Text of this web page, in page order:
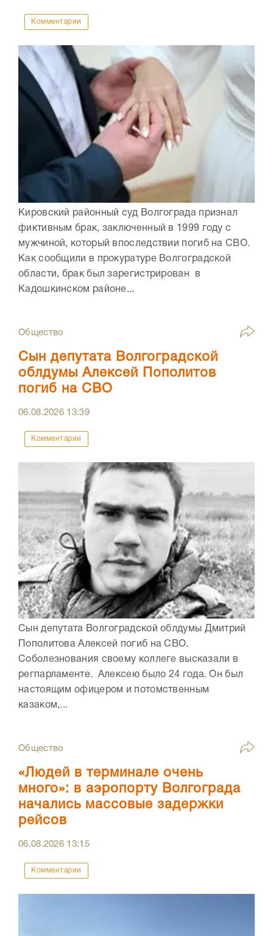
Комментарии
Кировский районный суд Волгограда признал
фиктивным брак, заключенный в 1999 году с
мужчиной, который впоследствии погиб на СВО.
Как сообщили в прокуратуре Волгоградской
области, брак был зарегистрирован в
Кадошкинском районе...
Общество
Сын депутата Волгоградской
облдумы Алексей Пополитов
погиб на СВО
06.08.2026 13:39
Комментарии
Сын депутата Волгоградской облдумы Дмитрий
Пополитова Алексей погиб на СВО.
Соболезнования своему коллеге высказали в
регпарламенте. Алексею было 24 года. Он был
настоящим офицером и потомственным
казаком,...
Общество
«Людей в терминале очень
много»: в аэропорту Волгограда
начались массовые задержки
рейсов
06.08.2026 13:15
Комментарии